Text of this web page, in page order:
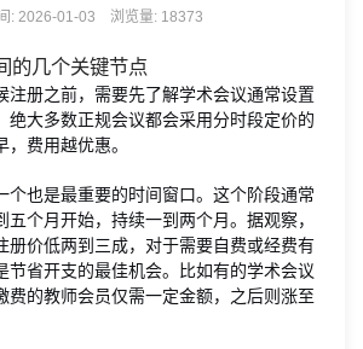
: 2026-01-03 浏览量: 18373
的几个关键节点
注册之前，需要先了解学术会议通常设置
绝大多数正规会议都会采用分时段定价的
费用越优惠。
个也是最重要的时间窗口。这个阶段通常
个月开始，持续一到两个月。据观察，
册价低两到三成，对于需要自费或经费有
节省开支的最佳机会。比如有的学术会议
费的教师会员仅需一定金额，之后则涨至